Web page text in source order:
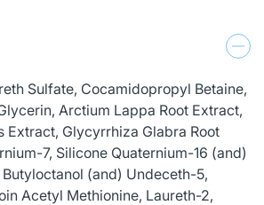
Sulfate, Cocamidopropyl Betaine,
Arctium Lappa Root Extract,
Extract, Glycyrrhiza Glabra Root
7, Silicone Quaternium-16 (and)
(and) Undeceth-5,
Acetyl Methionine, Laureth-2,